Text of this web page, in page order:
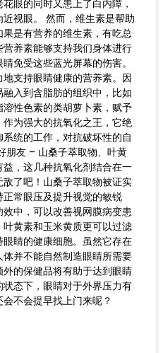
眼的同时又患上了白内障，
视眼。 然而，维生素是帮助
是有营养的维生素，有吃总
养素能够支持我们身体进行
免受这些蓝光屏幕的伤害。
支持眼睛健康的营养素。因
入到含脂肪的组织中，比如
性色素的类胡萝卜素，赋予
为强大的抗氧化之王，它绝
统的工作，对抗破坏性的自
朋友 – 山桑子萃取物、叶黄
，这几种抗氧化剂结合在一
了吧！山桑子萃取物被证实
常眼压及提升视觉的敏锐
中，可以改善视网膜病变患
黄素和玉米黄质更可以过滤
睛的健康细胞。虽然它存在
并不能自然制造眼睛所需要
的保健品将有助于达到眼睛
态下，眼睛对于外界压力有
不会提早找上门来呢？